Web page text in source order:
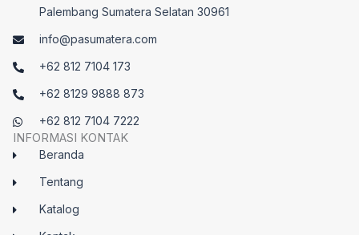
Palembang Sumatera Selatan 30961
info@pasumatera.com
+62 812 7104 173
+62 8129 9888 873
+62 812 7104 7222
INFORMASI KONTAK
Beranda
Tentang
Katalog